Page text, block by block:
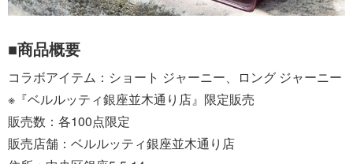
■商品概要
コラボアイテム：ショート ジャーニー、ロング ジャーニー
※『ベルルッティ銀座並木通り店』限定販売
販売数：各100点限定
販売店舗：ベルルッティ銀座並木通り店